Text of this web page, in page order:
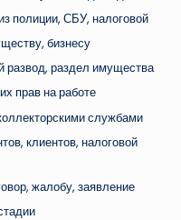
полиции, СБУ, налоговой
бизнесу
развод, раздел имущества
прав на работе
службами
клиентов, налоговой
жалобу, заявление